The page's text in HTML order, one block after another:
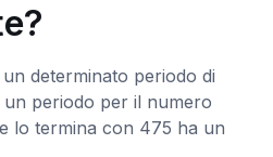
determinato periodo di
un periodo per il numero
lo termina con 475 ha un